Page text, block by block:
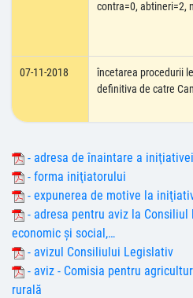
contra=0, abtineri=2,
07-11-2018
încetarea procedurii
definitiva de catre
- adresa de înaintare a
- forma iniţiatorului
- expunerea de motive la
- adresa pentru aviz la Consiliul
economic şi social,…
- avizul Consiliului Legislativ
- aviz - Comisia pentru
rurală